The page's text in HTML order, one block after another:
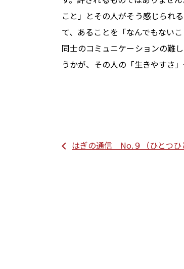
こと」とその人がそう感じられ
て、あることを「なんでもない
同士のコミュニケーションの難
うかが、その人の「生きやすさ
はぎの通信 No.９（ひとつ